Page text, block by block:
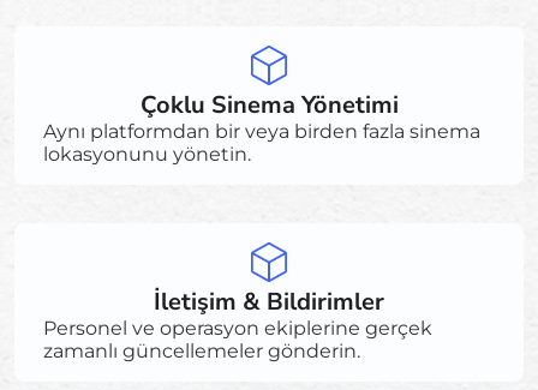
Çoklu Sinema Yönetimi
Aynı platformdan bir veya birden fazla sinema
lokasyonunu yönetin.
İletişim & Bildirimler
Personel ve operasyon ekiplerine gerçek
zamanlı güncellemeler gönderin.